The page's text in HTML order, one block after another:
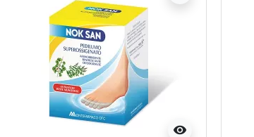
visibility